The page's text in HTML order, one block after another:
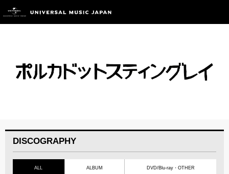
DISCOGRAPHY
ALL ALBUM DVD/Blu-ray・OTHER